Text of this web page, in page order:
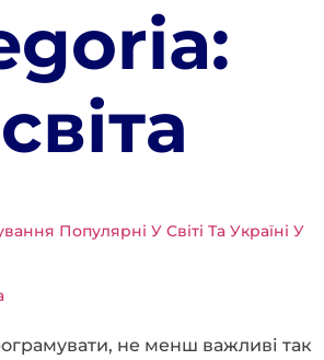
Популярні У Світі Та Україні У
не менш важливі так